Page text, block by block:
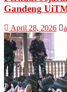
Gandeng
April 28, 2026